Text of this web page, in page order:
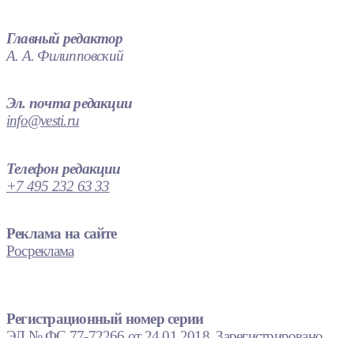
Главный редактор
А. А. Филипповский
Эл. почта редакции
info@vesti.ru
Телефон редакции
+7 495 232 63 33
Реклама на сайте
Росреклама
Регистрационный номер серии